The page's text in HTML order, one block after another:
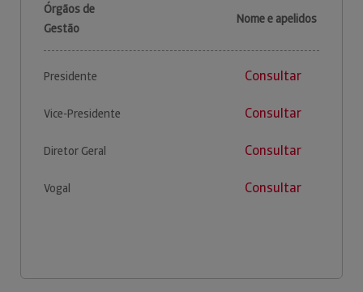
Órgãos de
Gestão
Nome e apelidos
Presidente Consultar
Vice-Presidente Consultar
Diretor Geral Consultar
Vogal Consultar